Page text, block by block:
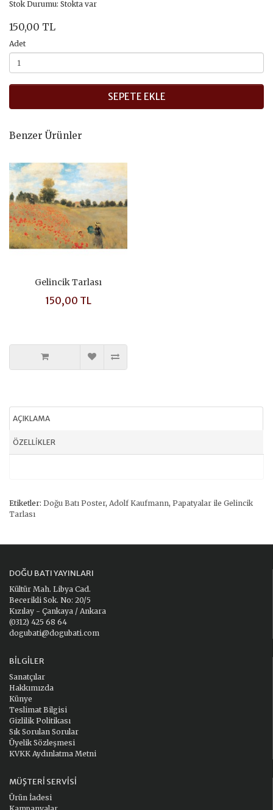
Stok Durumu: Stokta var
150,00 TL
Adet
SEPETE EKLE
Benzer Ürünler
Gelincik Tarlası
150,00 TL
AÇIKLAMA
ÖZELLIKLER
Etiketler: Doğu Batı Poster, Adolf Kaufmann, Papatyalar ile Gelincik
Tarlası
DOĞU BATI YAYINLARI
Kültür Mah. Libya Cad.
Becerikli Sok. No: 20/5
Kızılay - Çankaya / Ankara
(0312) 425 68 64
dogubati@dogubati.com
BILGILER
Sanatçılar
Hakkımızda
Künye
Teslimat Bilgisi
Gizlilik Politikası
Sık Sorulan Sorular
Üyelik Sözleşmesi
KVKK Aydınlatma Metni
MÜŞTERI SERVISI
Ürün İadesi